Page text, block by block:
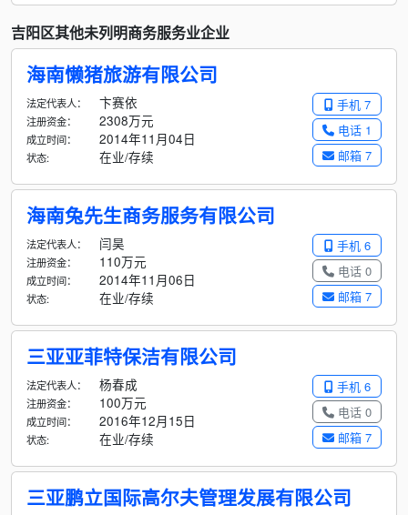
吉阳区其他未列明商务服务业企业
海南懒猪旅游有限公司
手机 7
电话 1
邮箱 7
法定代表人： 卞赛依
注册资金： 2308万元
成立时间： 2014年11月04日
状态: 在业/存续
海南兔先生商务服务有限公司
手机 6
电话 0
邮箱 7
法定代表人： 闫昊
注册资金： 110万元
成立时间： 2014年11月06日
状态: 在业/存续
三亚亚菲特保洁有限公司
手机 6
电话 0
邮箱 7
法定代表人： 杨春成
注册资金： 100万元
成立时间： 2016年12月15日
状态: 在业/存续
三亚鹏立国际高尔夫管理发展有限公司